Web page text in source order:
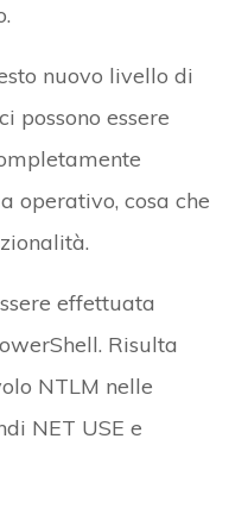
nuovo livello di
possono essere
operativo, cosa che
effettuata
Risulta
NTLM nelle
NET USE e